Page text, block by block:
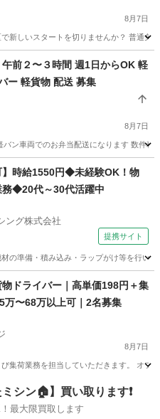
8月7日
で新しいスタートを切りませんか？ 普通
前２〜３時間 週1日からOK 軽
ー 軽貨物 配送 募集
8月7日
ン車両でのお弁当配送になります 数件
イバー スポット
】時給1550円◆未経験OK！物
務◆20代～30代活躍中
ング株式会社
提携サイト
の準備・積み込み・ラップがけ等を行い
ドライバー
ドライバー｜高単価198円＋集
万〜68万以上可｜2名募集
8月7日
集荷業務を担当していただきます。 オ
料
ミシン🏠】買い取ります❗️
最大限買取します